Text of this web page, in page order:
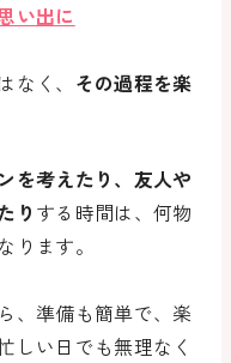
い出に
く、 その過程を楽
を考えたり、友人や
り する時間は、何物
ります。
、準備も簡単で、楽
しい日でも無理なく